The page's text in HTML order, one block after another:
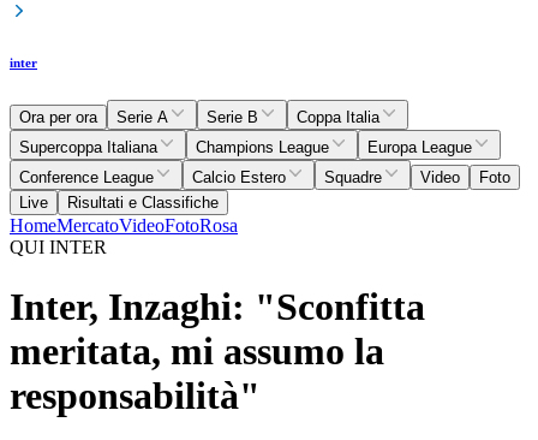
inter
Ora per ora Serie A Serie B
Coppa Italia
Supercoppa Italiana
Champions League
Europa League
Conference League
Calcio Estero Squadre Video
Foto
Live
Risultati e Classifiche
HomeMercatoVideoFotoRosa
QUI INTER
Inter, Inzaghi: "Sconfitta
meritata, mi assumo la
responsabilità"